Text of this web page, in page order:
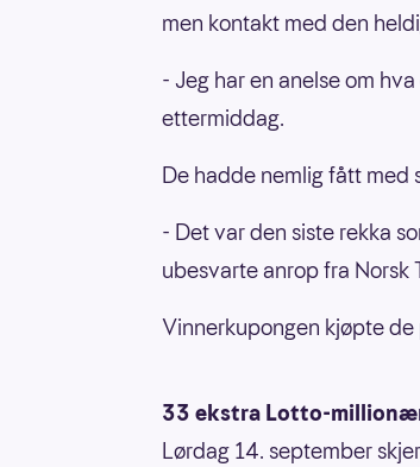
men kontakt med den
- Jeg har en anelse om
ettermiddag.
De hadde nemlig fått med
- Det var den siste rekka
ubesvarte anrop fra Norsk
Vinnerkupongen kjøpte de
33 ekstra Lotto-
Lørdag 14. september